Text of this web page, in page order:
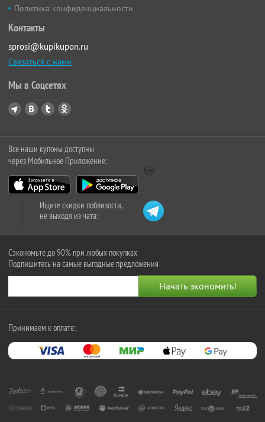
Политика конфиденциальности
Контакты
sprosi@kupikupon.ru
Связаться с нами
Мы в Соцсетях
Все наши купоны доступны
через Мобильное Приложение:
Ищите скидки поблизости,
не выходя из чата:
Сэкономьте до 90% при любых покупках
Подпишитесь на самые выгодные предложения
Принимаем к оплате: